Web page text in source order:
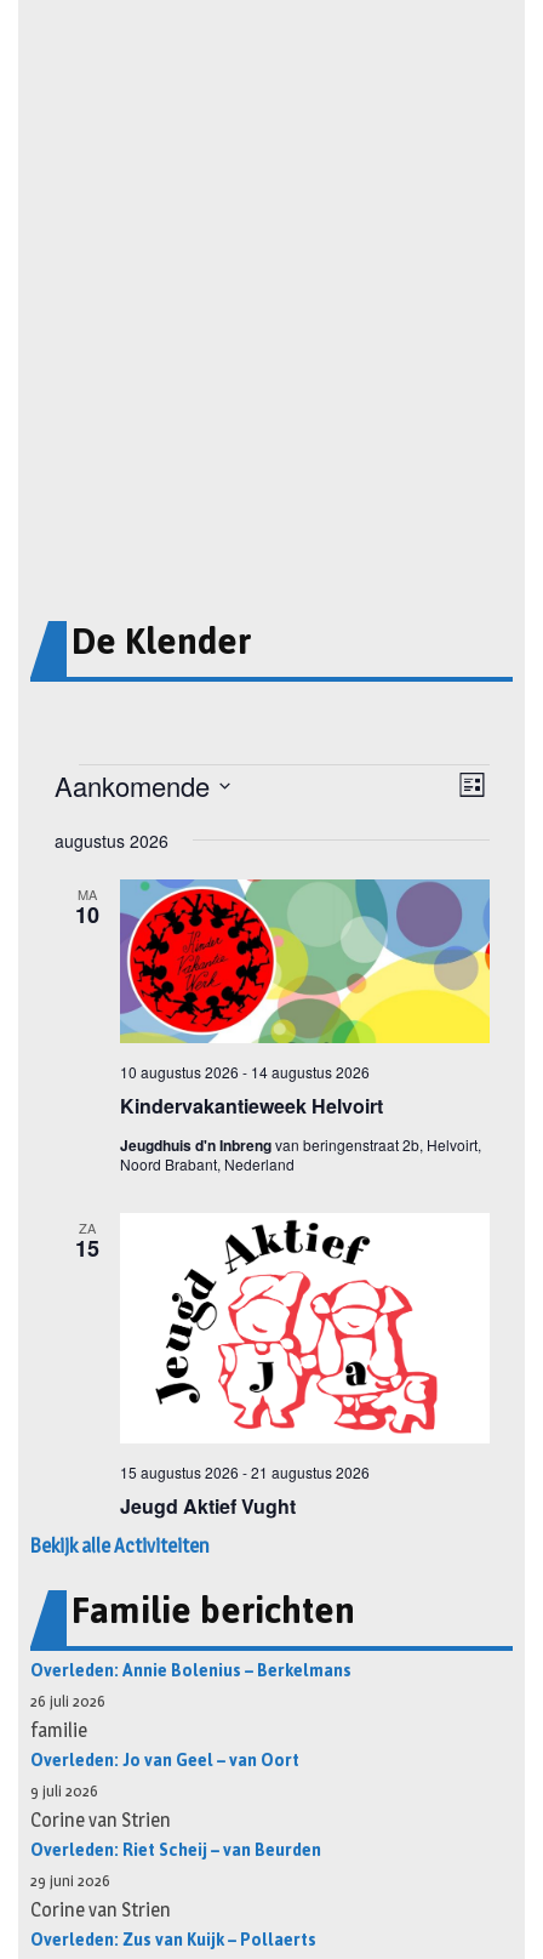
De Klender
Bekijk alle Activiteiten
Familie berichten
Overleden: Annie Bolenius – Berkelmans
26 juli 2026
familie
Overleden: Jo van Geel – van Oort
9 juli 2026
Corine van Strien
Overleden: Riet Scheij – van Beurden
29 juni 2026
Corine van Strien
Overleden: Zus van Kuijk – Pollaerts